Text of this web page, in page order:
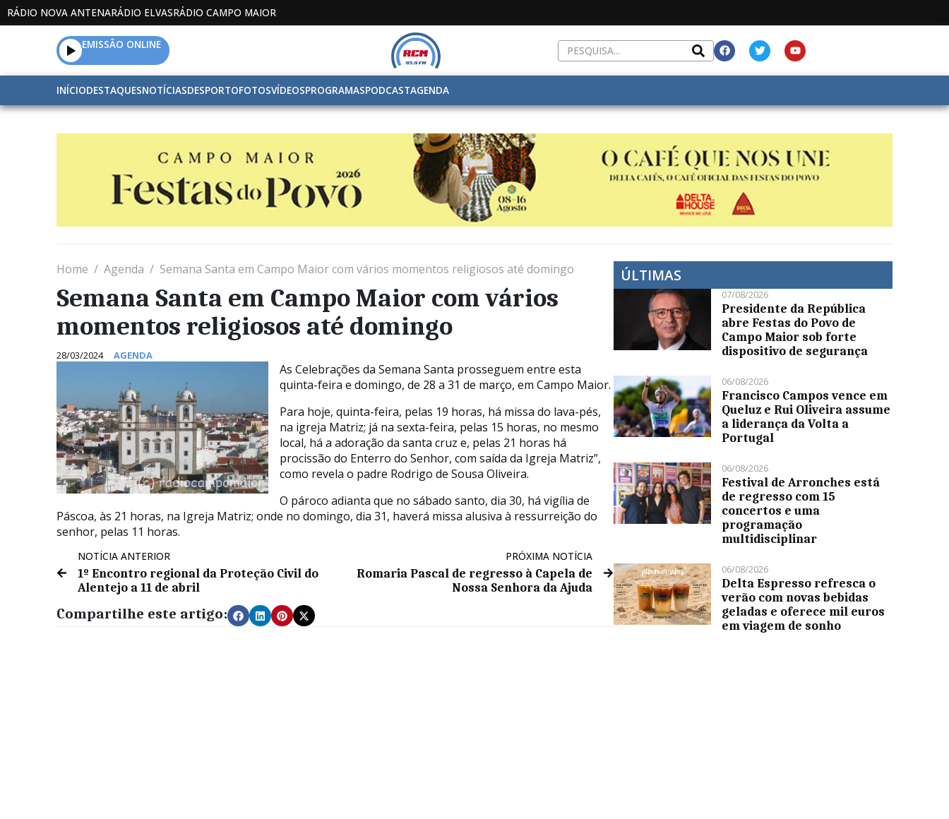
RÁDIO NOVA ANTENARÁDIO ELVASRÁDIO CAMPO MAIOR
EMISSÃO ONLINE
INÍCIODESTAQUESNOTÍCIASDESPORTOFOTOSVÍDEOSPROGRAMASPODCASTAGENDA
Home Agenda Semana Santa em Campo Maior com vários momentos religiosos até domingo
Semana Santa em Campo Maior com vários
momentos religiosos até domingo
28/03/2024 AGENDA
As Celebrações da Semana Santa prosseguem entre esta
quinta-feira e domingo, de 28 a 31 de março, em Campo Maior.
Para hoje, quinta-feira, pelas 19 horas, há missa do lava-pés,
na igreja Matriz; já na sexta-feira, pelas 15 horas, no mesmo
local, há a adoração da santa cruz e, pelas 21 horas há
procissão do Enterro do Senhor, com saída da Igreja Matriz”,
como revela o padre Rodrigo de Sousa Oliveira.
O pároco adianta que no sábado santo, dia 30, há vigília de
Páscoa, às 21 horas, na Igreja Matriz; onde no domingo, dia 31, haverá missa alusiva à ressurreição do
senhor, pelas 11 horas.
NOTÍCIA ANTERIOR
1º Encontro regional da Proteção Civil do
Alentejo a 11 de abril
PRÓXIMA NOTÍCIA
Romaria Pascal de regresso à Capela de
Nossa Senhora da Ajuda
Compartilhe este artigo:
ÚLTIMAS
07/08/2026
Presidente da República
abre Festas do Povo de
Campo Maior sob forte
dispositivo de segurança
06/08/2026
Francisco Campos vence em
Queluz e Rui Oliveira assume
a liderança da Volta a
Portugal
06/08/2026
Festival de Arronches está
de regresso com 15
concertos e uma
programação
multidisciplinar
06/08/2026
Delta Espresso refresca o
verão com novas bebidas
geladas e oferece mil euros
em viagem de sonho